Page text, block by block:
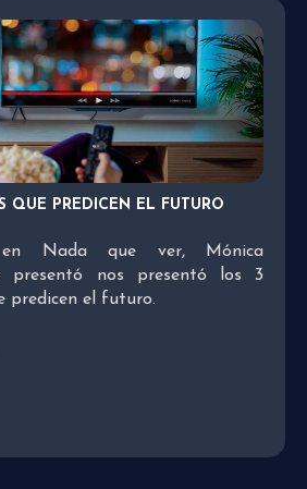
QUE PREDICEN EL FUTURO
Nada que ver, Mónica
presentó nos presentó los 3
predicen el futuro.